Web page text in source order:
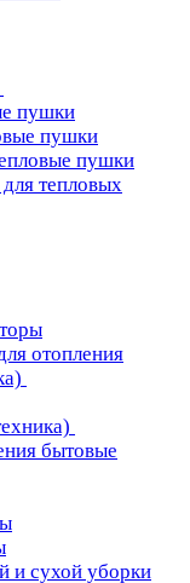
пушки
пушки
пушки
тепловых
отопления
бытовые
и сухой уборки